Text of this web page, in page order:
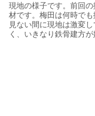
現地の様子です。前回
材です。梅田は何時で
見ない間に現地は激変
く、いきなり鉄骨建方